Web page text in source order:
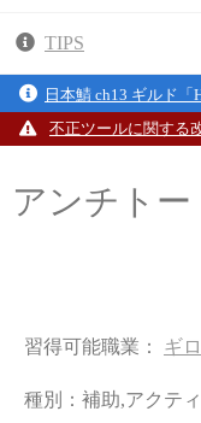
TIPS
日本鯖 ch13 ギルド「
不正ツールに関する
アンチトー
習得可能職業： ギ
種別：補助,アクテ